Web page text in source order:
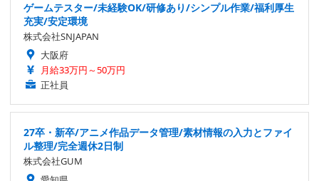
ゲームテスター/未経験OK/研修あり/シンプル作業/福利厚生
充実/安定環境
株式会社SNJAPAN
大阪府
月給33万円～50万円
正社員
27卒・新卒/アニメ作品データ管理/素材情報の入力とファイ
ル整理/完全週休2日制
株式会社GUM